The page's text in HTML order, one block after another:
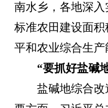
南水乡，各地深
标准农田建设面
平和农业综合生产
“要抓好盐碱
盐碱地综合